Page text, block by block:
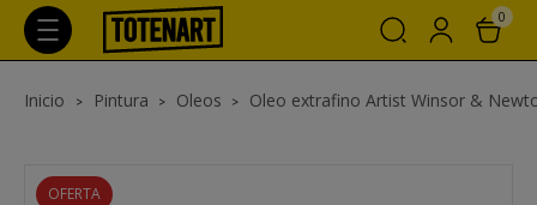
0
Inicio Pintura Oleos Oleo extrafino Artist Winsor &
OFERTA